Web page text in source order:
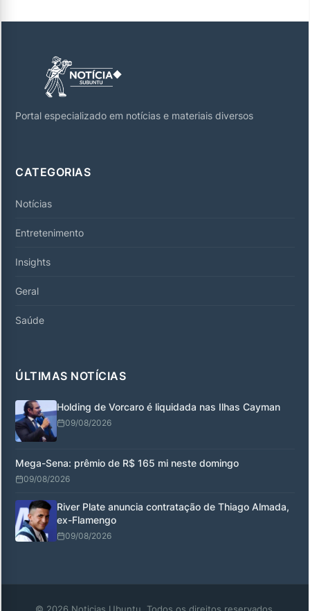
Portal especializado em notícias e materiais diversos
CATEGORIAS
Notícias
Entretenimento
Insights
Geral
Saúde
ÚLTIMAS NOTÍCIAS
Holding de Vorcaro é liquidada nas Ilhas Cayman
09/08/2026
Mega-Sena: prêmio de R$ 165 mi neste domingo
09/08/2026
River Plate anuncia contratação de Thiago Almada,
ex-Flamengo
09/08/2026